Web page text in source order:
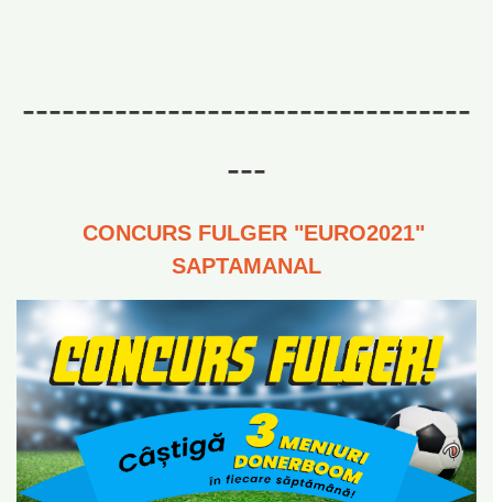
----------------------------------
---
CONCURS FULGER "EURO2021"
SAPTAMANAL